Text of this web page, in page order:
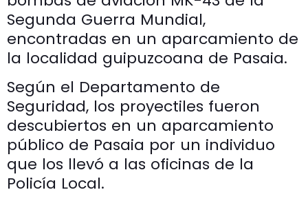
Segunda Guerra Mundial,
encontradas en un aparcamiento de
la localidad guipuzcoana de Pasaia.
Según el Departamento de
Seguridad, los proyectiles fueron
descubiertos en un aparcamiento
público de Pasaia por un individuo
que los llevó a las oficinas de la
Policía Local.